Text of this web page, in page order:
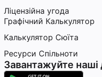
Ліцензійна угода
Графічний Калькулятор
Калькулятор Сюїта
Ресурси Спільноти
Завантажуйте наші